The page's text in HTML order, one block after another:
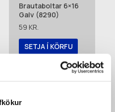
Brautaboltar 6×16
Galv (8290)
59 KR.
SETJA Í KÖRFU